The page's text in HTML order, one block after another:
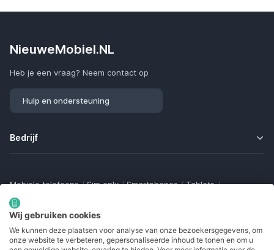
NieuweMobiel.NL
Heb je een vraag? Neem contact op
Hulp en ondersteuning
Bedrijf
Mobiele telefoons / Sim only / Smartphones / Tablets /
Smartwatches
Bluetooth trackers / Opladers
Samsung Galaxy
Gamingtelefoons / Foldables / Robuuste telefoons /
Wij gebruiken cookies
We kunnen deze plaatsen voor analyse van onze bezoekersgegevens, om
onze website te verbeteren, gepersonaliseerde inhoud te tonen en om u